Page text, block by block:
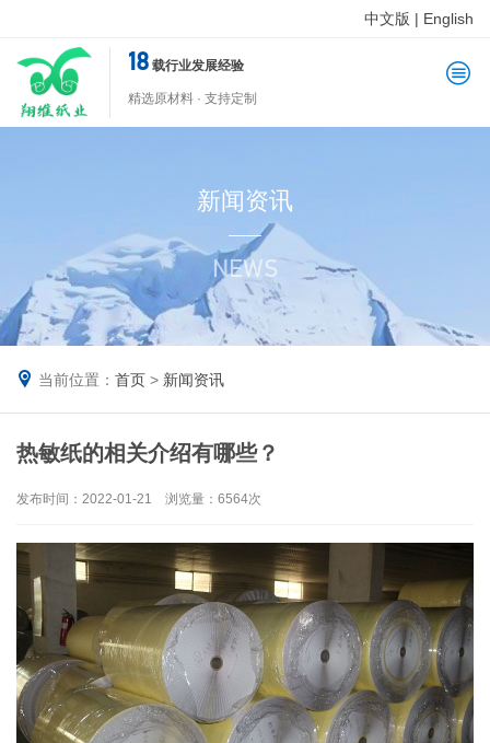
中文版 | English
18载行业发展经验
精选原材料 · 支持定制
新闻资讯
NEWS
当前位置： 首页 > 新闻资讯
热敏纸的相关介绍有哪些？
发布时间：2022-01-21 浏览量：6564次